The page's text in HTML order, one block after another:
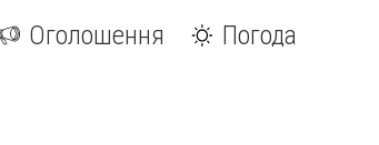
Оголошення Погода